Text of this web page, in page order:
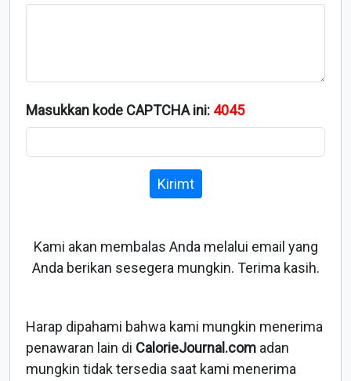
Masukkan kode CAPTCHA ini: 4045
Kirimt
Kami akan membalas Anda melalui email yang
Anda berikan sesegera mungkin. Terima kasih.
Harap dipahami bahwa kami mungkin menerima
penawaran lain di CalorieJournal.com adan
mungkin tidak tersedia saat kami menerima